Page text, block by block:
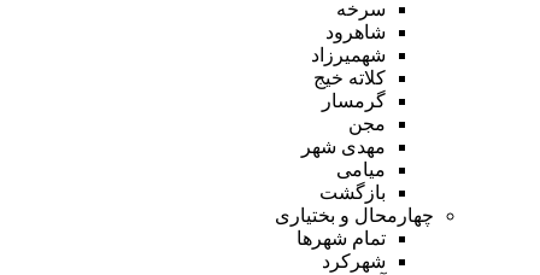
سرخه
شاهرود
شهمیرزاد
کلاته خیج
گرمسار
مجن
مهدی شهر
میامی
بازگشت
چهارمحال و بختیاری
تمام شهر‌ها
شهرکرد